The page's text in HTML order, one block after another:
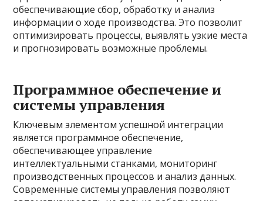
обеспечивающие сбор, обработку и анализ
информации о ходе производства. Это позволит
оптимизировать процессы, выявлять узкие места
и прогнозировать возможные проблемы.
Программное обеспечение и
системы управления
Ключевым элементом успешной интеграции
является программное обеспечение,
обеспечивающее управление
интеллектуальными станками, мониторинг
производственных процессов и анализ данных.
Современные системы управления позволяют